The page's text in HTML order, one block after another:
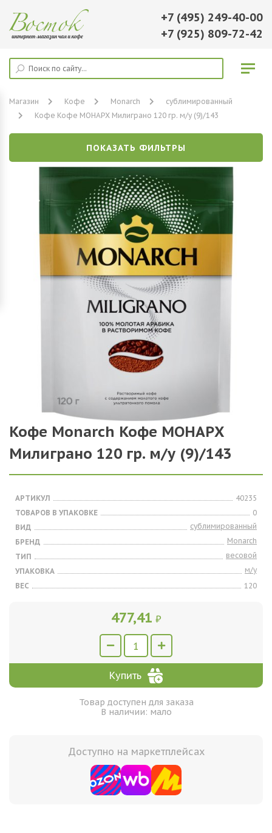
+7 (495) 249-40-00
+7 (925) 809-72-42
Магазин Кофе Monarch
сублимированный
Кофе Кофе МОНАРХ Милиграно 120 гр. м/у (9)/143
ПОКАЗАТЬ ФИЛЬТРЫ
Кофе Monarch Кофе МОНАРХ
Милиграно 120 гр. м/у (9)/143
АРТИКУЛ
40235
ТОВАРОВ В УПАКОВКЕ
0
ВИД
сублимированный
БРЕНД
Monarch
ТИП
весовой
УПАКОВКА
м/у
ВЕС
120
477,41 ₽
Купить
Товар доступен для заказа
В наличии: мало
Доступно на маркетплейсах